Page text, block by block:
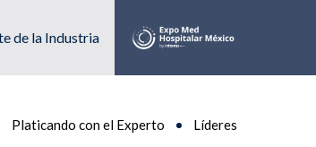
de la Industria
Platicando con el Experto Líderes